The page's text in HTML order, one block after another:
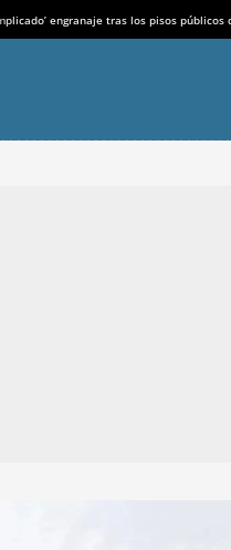
engranaje tras los pisos públicos